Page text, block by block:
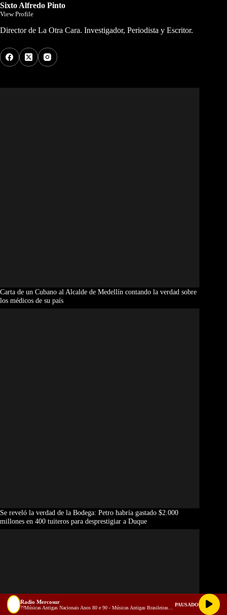
Sixto Alfredo Pinto
View Profile
Director de La Otra Cara. Investigador, Periodista y Escritor.
Carta de un Cubano al Alcalde de Medellín contando la verdad sobre
los médicos de su país
Se reveló la verdad de la Bodega: Petro habría gastado $2.000
millones en 400 tuiteros para desprestigiar a Duque
Radio Mercosur PAUSADO